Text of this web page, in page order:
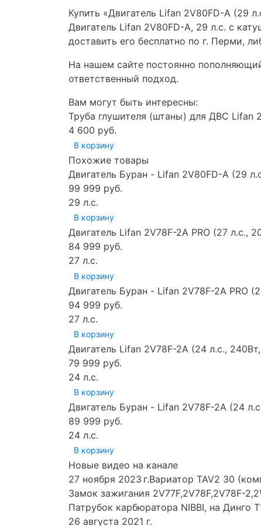
Купить «Двигатель Lifan 2V80FD-A (29
Двигатель Lifan 2V80FD-A, 29 л.с. с
доставить его бесплатно по г. Перми,
На нашем сайте постоянно
ответственный подход.
Вам могут быть интересны:
Труба глушителя (штаны) для ДВС Lifan
4 600 руб.
В корзину
Похожие товары
Двигатель Буран - Lifan 2V80FD-A (29
99 999 руб.
29 л.с.
В корзину
Двигатель Lifan 2V78F-2A PRO (27 л.с.,
84 999 руб.
27 л.с.
В корзину
Двигатель Буран - Lifan 2V78F-2A PRO
94 999 руб.
27 л.с.
В корзину
Двигатель Lifan 2V78F-2A (24 л.с.,
79 999 руб.
24 л.с.
В корзину
Двигатель Буран - Lifan 2V78F-2A (24
89 999 руб.
24 л.с.
В корзину
Новые видео на канале
27 ноября 2023 г.Вариатор TAV2 30
Замок зажигания 2V77F,2V78F,2V78F-
Патрубок карбюратора NIBBI, на Динго
26 августа 2021 г.